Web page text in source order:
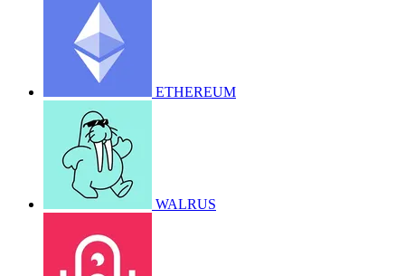
ETHEREUM
WALRUS